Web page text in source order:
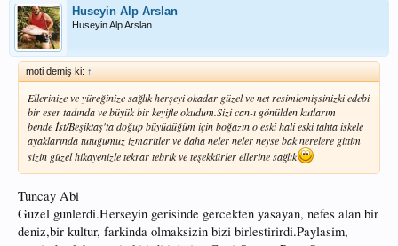
Huseyin Alp Arslan
Huseyin Alp Arslan
moti demiş ki: ↑
Ellerinize ve yüreğinize sağlık herşeyi okadar güzel ve net resimlemişsinizki edebi
bir eser tadında ve büyük bir keyifle okudum.Sizi can-ı gönülden kutlarım
bende İst/Beşiktaş'ta doğup büyüdüğüm için boğazın o eski hali eski tahta iskele
ayaklarında tutuğumuz izmaritler ve daha neler neler neyse bak nerelere gittim
sizin güzel hikayenizle tekrar tebrik ve teşekkürler ellerine sağlık
Tuncay Abi
Guzel gunlerdi.Herseyin gerisinde gercekten yasayan, nefes alan bir
deniz,bir kultur, farkinda olmaksizin bizi birlestirirdi.Paylasim,